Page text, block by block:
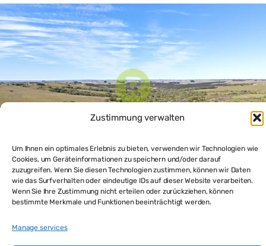
Zustimmung verwalten
Um Ihnen ein optimales Erlebnis zu bieten, verwenden wir Technologien wie
Cookies, um Geräteinformationen zu speichern und/oder darauf
zuzugreifen. Wenn Sie diesen Technologien zustimmen, können wir Daten
wie das Surfverhalten oder eindeutige IDs auf dieser Website verarbeiten.
Wenn Sie Ihre Zustimmung nicht erteilen oder zurückziehen, können
bestimmte Merkmale und Funktionen beeinträchtigt werden.
Manage services
Kleine deutsche Gemeinschaft in Uruguay: Wachsende
Siedlung im Hinterland von Rocha